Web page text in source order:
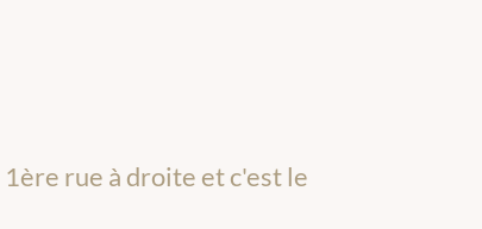
rue à droite et c'est le